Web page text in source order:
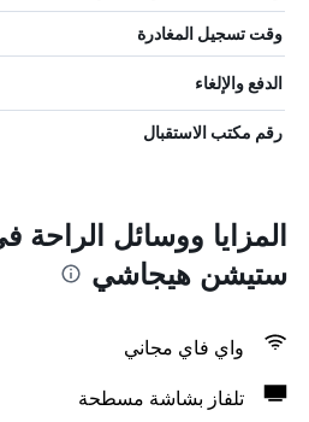
وقت تسجيل المغادرة
الدفع والإلغاء
رقم مكتب الاستقبال
المزايا ووسائل الراحة
ستيشن هيجاشي
واي فاي مجاني
تلفاز بشاشة مسطحة